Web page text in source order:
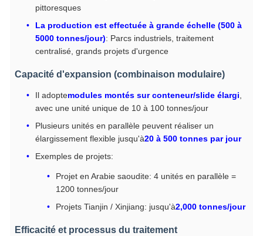
pittoresques
La production est effectuée à grande échelle (500 à
5000 tonnes/jour): Parcs industriels, traitement
centralisé, grands projets d'urgence
Capacité d'expansion (combinaison modulaire)
Il adoptemodules montés sur conteneur/slide élargi
avec une unité unique de 10 à 100 tonnes/jour
Plusieurs unités en parallèle peuvent réaliser un
élargissement flexible jusqu'à20 à 500 tonnes par jour
Exemples de projets:
Projet en Arabie saoudite: 4 unités en parallèle =
1200 tonnes/jour
Projets Tianjin / Xinjiang: jusqu'à2,000 tonnes/jour
Efficacité et processus du traitement